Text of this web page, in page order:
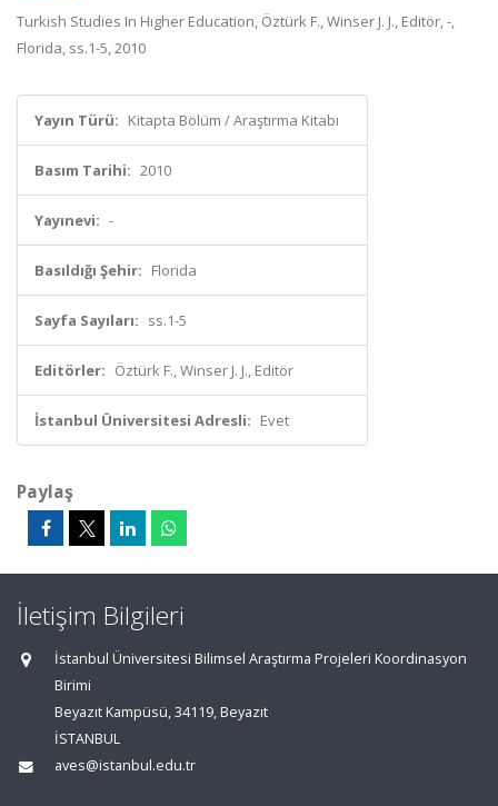
Turkish Studies In Hıgher Education, Öztürk F., Winser J. J., Editör, -,
Florida, ss.1-5, 2010
Yayın Türü: Kitapta Bölüm / Araştırma Kitabı
Basım Tarihi: 2010
Yayınevi: -
Basıldığı Şehir: Florida
Sayfa Sayıları: ss.1-5
Editörler: Öztürk F., Winser J. J., Editör
İstanbul Üniversitesi Adresli: Evet
Paylaş
İletişim Bilgileri
İstanbul Üniversitesi Bilimsel Araştırma Projeleri Koordinasyon
Birimi
Beyazıt Kampüsü, 34119, Beyazıt
İSTANBUL
aves@istanbul.edu.tr